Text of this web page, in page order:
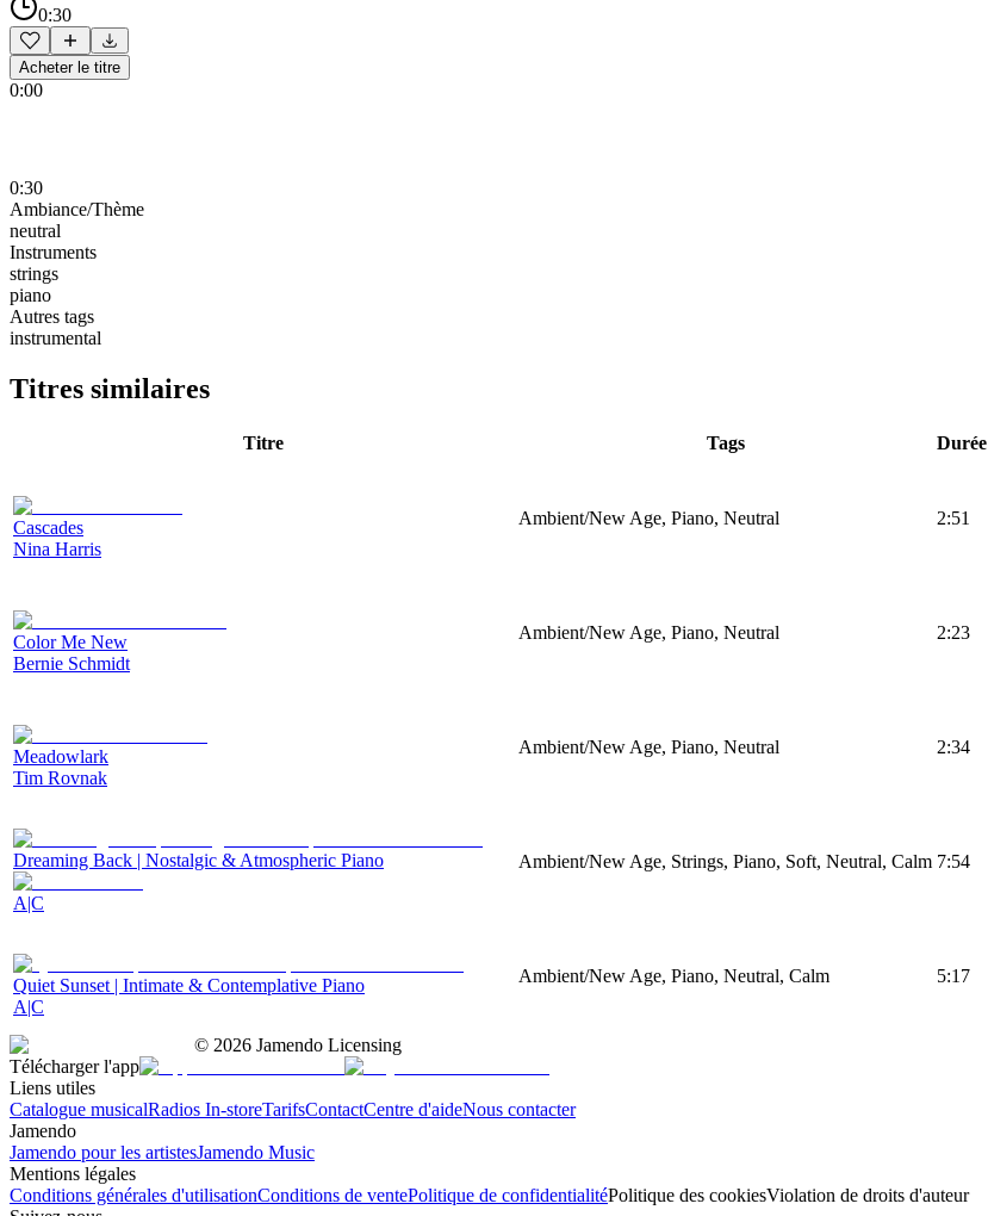
0:30
Acheter le titre
0:00
0:30
Ambiance/Thème
neutral
Instruments
strings
piano
Autres tags
instrumental
Titres similaires
Titre Tags Durée
Cascades
Nina Harris
Ambient/New Age, Piano, Neutral 2:51
Color Me New
Bernie Schmidt
Ambient/New Age, Piano, Neutral 2:23
Meadowlark
Tim Rovnak
Ambient/New Age, Piano, Neutral 2:34
Dreaming Back | Nostalgic & Atmospheric Piano
A|C
Ambient/New Age, Strings, Piano, Soft, Neutral, Calm 7:54
Quiet Sunset | Intimate & Contemplative Piano
A|C
Ambient/New Age, Piano, Neutral, Calm 5:17
© 2026 Jamendo Licensing
Télécharger l'app
Liens utiles
Catalogue musicalRadios In-storeTarifsContactCentre d'aideNous contacter
Jamendo
Jamendo pour les artistesJamendo Music
Mentions légales
Conditions générales d'utilisationConditions de ventePolitique de confidentialitéPolitique des cookiesViolation de droits d'auteur